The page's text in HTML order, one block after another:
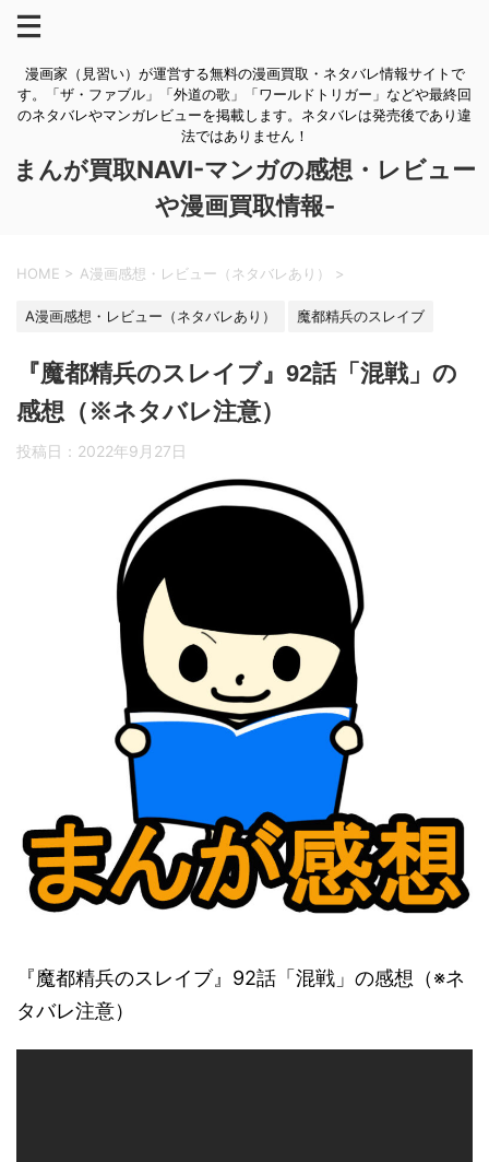
漫画家（見習い）が運営する無料の漫画買取・ネタバレ情報サイトで
す。「ザ・ファブル」「外道の歌」「ワールドトリガー」などや最終回
のネタバレやマンガレビューを掲載します。ネタバレは発売後であり違
法ではありません！
まんが買取NAVI-マンガの感想・レビュー
や漫画買取情報-
HOME > A漫画感想・レビュー（ネタバレあり） >
A漫画感想・レビュー（ネタバレあり） 魔都精兵のスレイブ
『魔都精兵のスレイブ』92話「混戦」の
感想（※ネタバレ注意）
投稿日： 2022年9月27日
『魔都精兵のスレイブ』92話「混戦」の感想（※ネ
タバレ注意）